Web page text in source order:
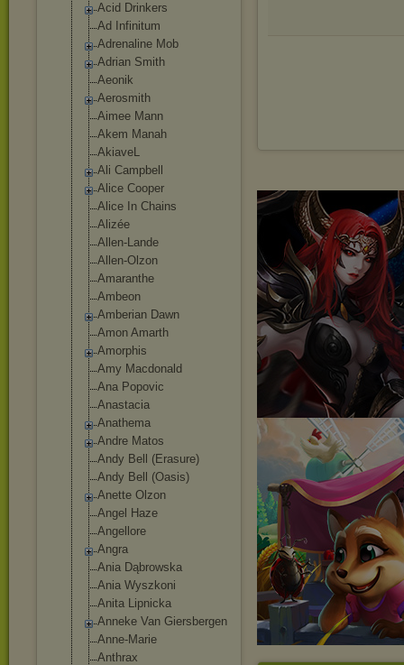
Acid Drinkers
Ad Infinitum
Adrenaline Mob
Adrian Smith
Aeonik
Aerosmith
Aimee Mann
Akem Manah
AkiaveL
Ali Campbell
Alice Cooper
Alice In Chains
Alizée
Allen-Lande
Allen-Olzon
Amaranthe
Ambeon
Amberian Dawn
Amon Amarth
Amorphis
Amy Macdonald
Ana Popovic
Anastacia
Anathema
Andre Matos
Andy Bell (Erasure)
Andy Bell (Oasis)
Anette Olzon
Angel Haze
Angellore
Angra
Ania Dąbrowska
Ania Wyszkoni
Anita Lipnicka
Anneke Van Giersbergen
Anne-Marie
Anthrax